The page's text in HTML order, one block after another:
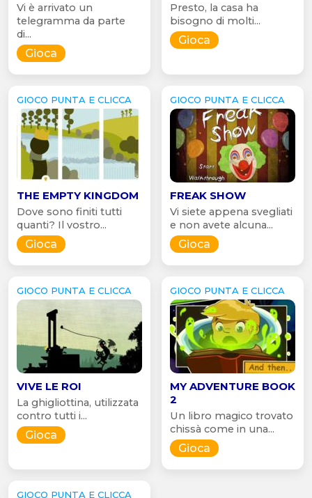
Vi è arrivato un
telegramma da parte
di...
Gioca
Presto, la casa ha
bisogno di molti...
Gioca
GIOCO PUNTA E CLICCA
THE EMPTY KINGDOM
Dove sono finiti tutti
quanti? Il vostro...
Gioca
GIOCO PUNTA E CLICCA
FREAK SHOW
Vi siete appena svegliati
e non avete alcuna...
Gioca
GIOCO PUNTA E CLICCA
VIVE LE ROI
La ghigliottina, utilizzata
contro tutti i...
Gioca
GIOCO PUNTA E CLICCA
MY ADVENTURE BOOK
2
Un libro magico trovato
chissà come in una...
Gioca
GIOCO PUNTA E CLICCA